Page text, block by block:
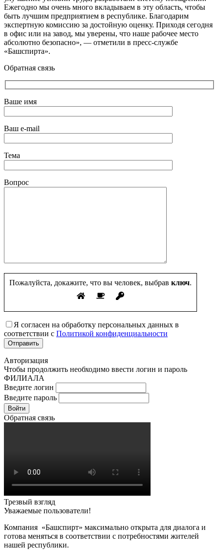
Ежегодно мы очень много вкладываем в эту область, чтобы
быть лучшим предприятием в республике. Благодарим
экспертную комиссию за достойную оценку. Приходя сегодня
в офис или на завод, мы уверены, что наше рабочее место
абсолютно безопасно», — отметили в пресс-службе
«Башспирта».
Обратная связь
Ваше имя
Ваш e-mail
Тема
Вопрос
Пожалуйста, докажите, что вы человек, выбрав ключ.
Я согласен на обработку персональных данных в
соответствии с Политикой конфиденциальности
Авторизация
Чтобы продолжить необходимо ввести логин и пароль
ФИЛИАЛА
Введите логин
Введите пароль
Войти
Обратная связь
Трезвый взгляд
Уважаемые пользователи!
Компания «Башспирт» максимально открыта для диалога и
готова меняться в соответствии с потребностями жителей
нашей республики.